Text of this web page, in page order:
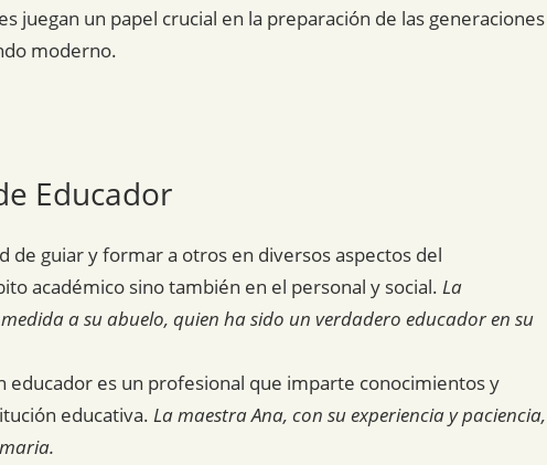
juegan un papel crucial en la preparación de las generaciones
moderno.
Educador
de guiar y formar a otros en diversos aspectos del
académico sino también en el personal y social. La
a su abuelo, quien ha sido un verdadero educador en su
educador es un profesional que imparte conocimientos y
educativa. La maestra Ana, con su experiencia y paciencia,